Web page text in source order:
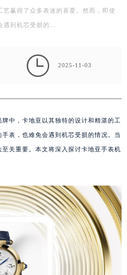
艺赢得了众多表迷的喜爱。然而，即使
遇到机芯受损的…
 2025-11-03
牌中，卡地亚以其独特的设计和精湛的工
表，也难免会遇到机芯受损的情况。当
关重要。本文将深入探讨卡地亚手表机